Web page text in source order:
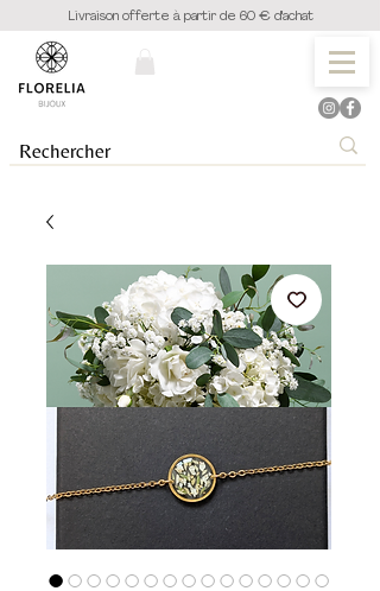
Livraison offerte à partir de 60 € d'achat